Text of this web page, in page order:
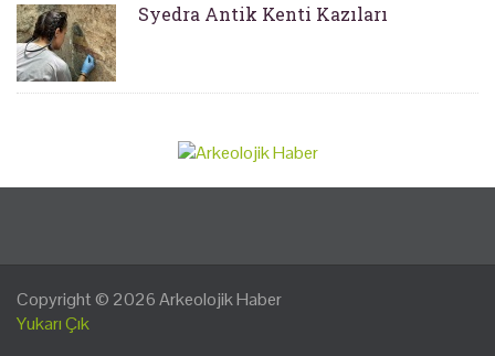
Syedra Antik Kenti Kazıları
Copyright © 2026Arkeolojik Haber
Yukarı Çık